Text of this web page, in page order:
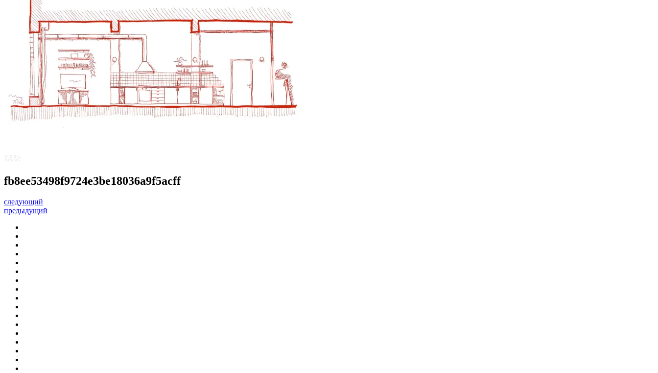
fb8ee53498f9724e3be18036a9f5acff
следующий
предыдущий